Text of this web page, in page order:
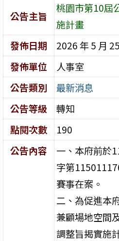
公告主旨
桃園市第10屆
施計畫
發佈日期
2026 年 5 月
發佈單位
人事室
公告類別
最新消息
公告等級
轉知
點閱次數
190
公告內容
一、本府前於
字第
賽事在案。
二、為促進本
兼顧場地空間
調整旨揭實施